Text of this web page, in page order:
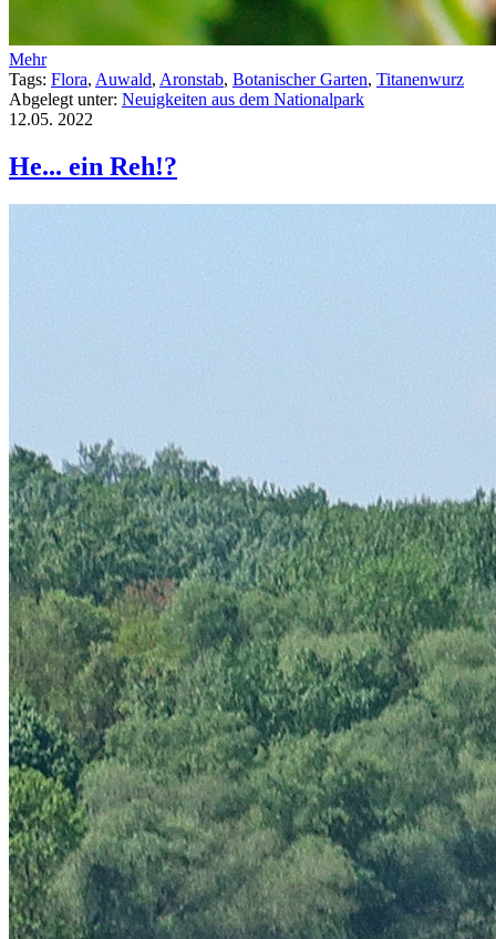
Mehr
Tags: Flora, Auwald, Aronstab, Botanischer Garten, Titanenwurz
Abgelegt unter: Neuigkeiten aus dem Nationalpark
12.05. 2022
He... ein Reh!?